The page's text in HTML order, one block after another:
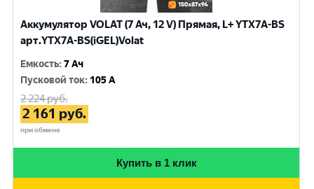
Аккумулятор VOLAT (7 Ач, 12 V) Прямая, L+ YTX7A-BS
арт.YTX7A-BS(iGEL)Volat
Емкость:7 Ач
Пусковой ток: 105 A
2 224руб.
2 161 руб.
при обмене
Купить в 1 клик